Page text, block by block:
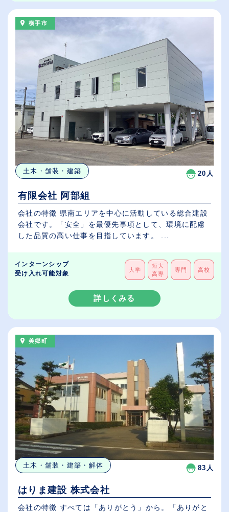
横手市
土木・舗装・建築 20人
有限会社 阿部組
会社の特徴 県南エリアを中心に活動している総合建設
会社です。「安全」を最優先事項として、環境に配慮
した品質の高い仕事を目指しています。 ...
インターンシップ
受け入れ可能対象
大学
短大
高専
専門 高校
詳しくみる
美郷町
土木・舗装・建築・解体 83人
はりま建設 株式会社
会社の特徴 すべては「ありがとう」から。「ありがと